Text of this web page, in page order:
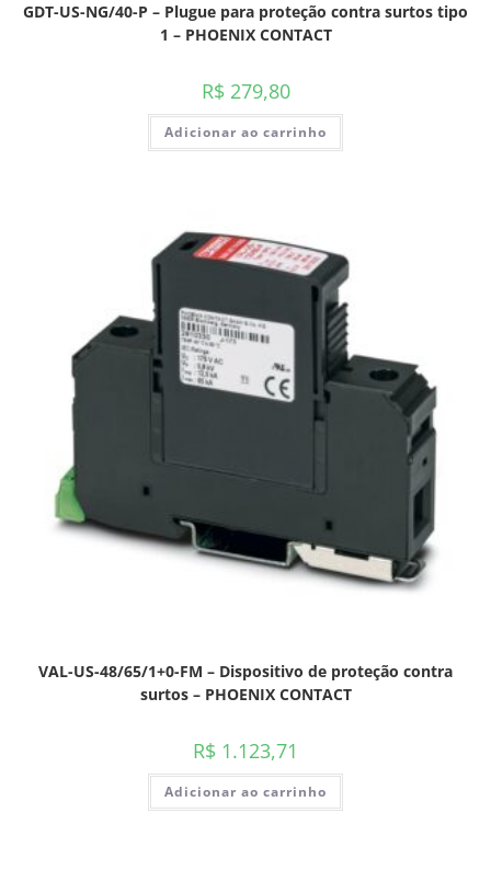
GDT-US-NG/40-P – Plugue para proteção contra surtos tipo
1 – PHOENIX CONTACT
R$ 279,80
Adicionar ao carrinho
VAL-US-48/65/1+0-FM – Dispositivo de proteção contra
surtos – PHOENIX CONTACT
R$ 1.123,71
Adicionar ao carrinho